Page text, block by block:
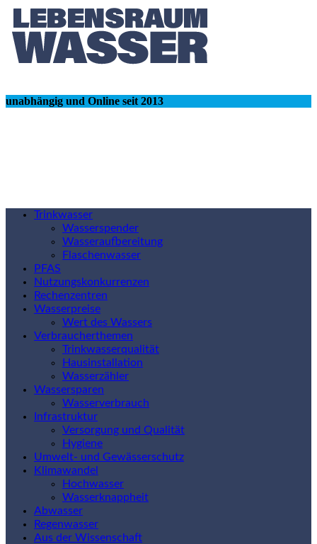
unabhängig und Online seit 2013
Trinkwasser
Wasserspender
Wasseraufbereitung
Flaschenwasser
PFAS
Nutzungskonkurrenzen
Rechenzentren
Wasserpreise
Wert des Wassers
Verbraucherthemen
Trinkwasserqualität
Hausinstallation
Wasserzähler
Wassersparen
Wasserverbrauch
Infrastruktur
Versorgung und Qualität
Hygiene
Umwelt- und Gewässerschutz
Klimawandel
Hochwasser
Wasserknappheit
Abwasser
Regenwasser
Aus der Wissenschaft